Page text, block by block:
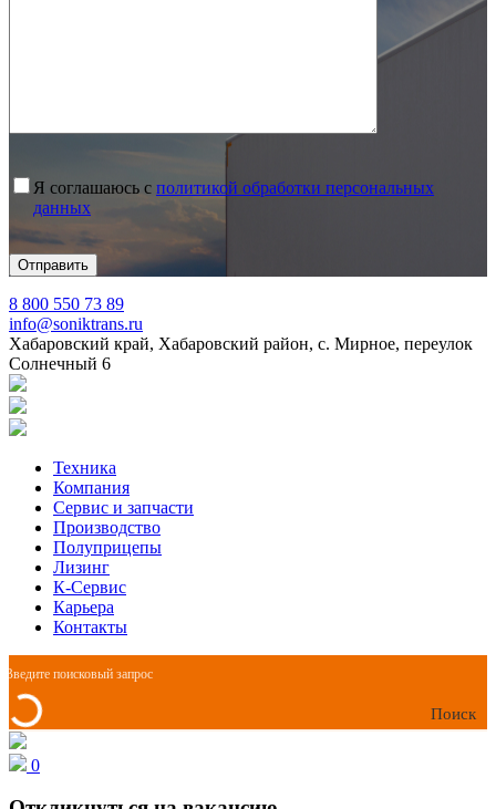
Я соглашаюсь с политикой обработки персональных
данных
8 800 550 73 89
info@soniktrans.ru
Хабаровский край, Хабаровский район, с. Мирное, переулок
Солнечный 6
Техника
Компания
Сервис и запчасти
Производство
Полуприцепы
Лизинг
К-Сервис
Карьера
Контакты
Поиск
0